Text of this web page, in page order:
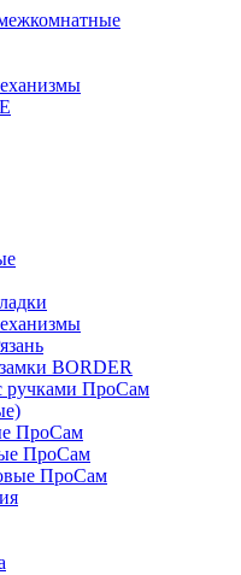
BORDER
ручками ПроСам
ПроСам
ПроСам
ПроСам